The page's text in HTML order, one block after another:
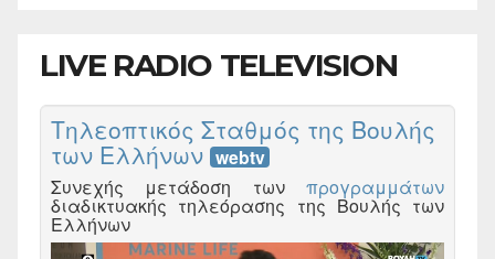
LIVE RADIO TELEVISION